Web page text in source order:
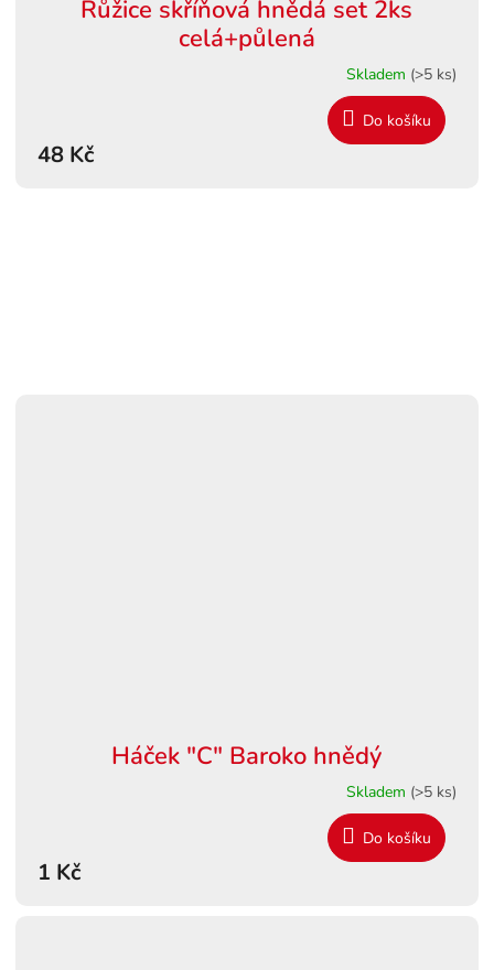
Růžice skříňová hnědá set 2ks
celá+půlená
Skladem (>5 ks)
48 Kč
Do košíku
Háček "C" Baroko hnědý
Skladem (>5 ks)
1 Kč
Do košíku